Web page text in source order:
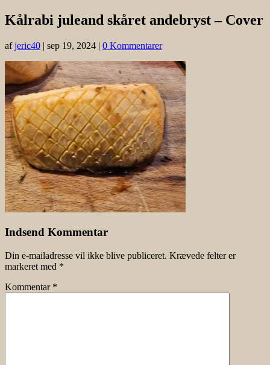
Kålrabi juleand skåret andebryst – Cover
afjeric40 | sep 19, 2024 | 0 Kommentarer
Indsend Kommentar
Din e-mailadresse vil ikke blive publiceret. Krævede felter er
markeret med *
Kommentar *